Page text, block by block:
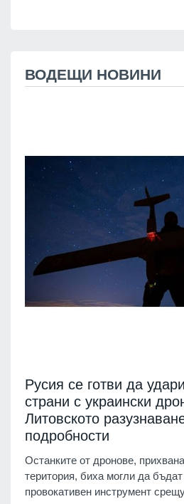
ВОДЕЩИ НОВИНИ
Русия се готви да
страни с украински
Литовското
подробности
Останките от дронове,
територия, биха могли да
провокативен инструмент